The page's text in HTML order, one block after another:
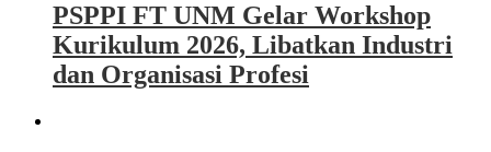
PSPPI FT UNM Gelar Workshop
Kurikulum 2026, Libatkan Industri
dan Organisasi Profesi